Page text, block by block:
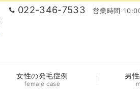
022-346-7533 営業時間
女性の発毛症例
female case
男